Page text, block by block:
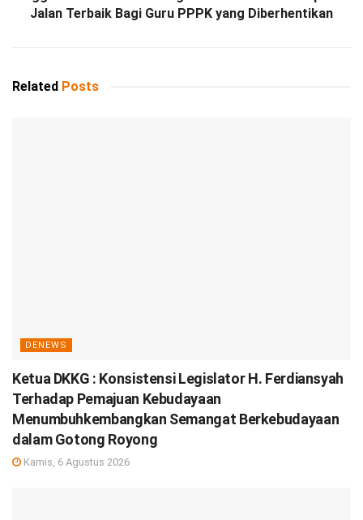
Jalan Terbaik Bagi Guru PPPK yang Diberhentikan
Related Posts
DENEWS
Ketua DKKG : Konsistensi Legislator H. Ferdiansyah
Terhadap Pemajuan Kebudayaan
Menumbuhkembangkan Semangat Berkebudayaan
dalam Gotong Royong
Kamis, 6 Agustus 2026